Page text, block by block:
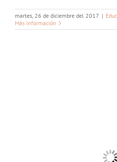
martes, 26 de diciembre del 2017 |
Más información